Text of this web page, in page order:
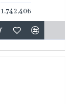
1.742,40₺